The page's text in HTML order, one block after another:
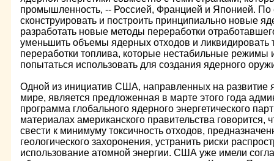
промышленность, -- Россией, Францией и Японией. По
сконструировать и построить принципиально новые
разработать новые методы переработки
уменьшить объемы ядерных отходов и ликвидировать
переработки топлива, которые нестабильные режимы
попытаться использовать для создания ядерного
Одной из инициатив США, направленных на развитие
мире, является предложенная в марте этого года
программа глобального ядерного энергетического
материалах американского правительства говорится,
свести к минимуму токсичность отходов,
геологического захоронения, устранить риски
использование атомной энергии. США уже имели